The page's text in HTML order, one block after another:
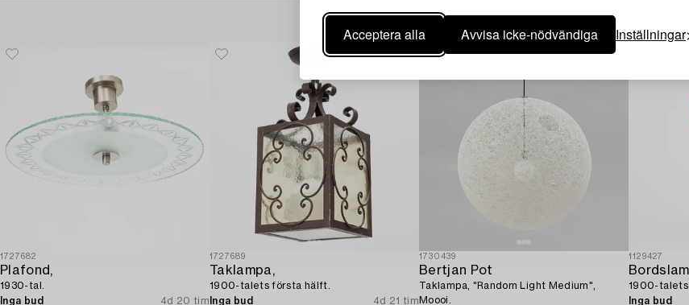
Acceptera alla Avvisa icke-nödvändiga Inställningar
Andra har även tittat på
1727682
Plafond,
1930-tal.
Inga bud
4d 20 tim
1727689
Taklampa,
1900-talets första hälft.
Inga bud
4d 21 tim
1730439
Bertjan Pot
Taklampa, "Random Light Medium",
Moooi.
1129427
1900-talets
Inga bud